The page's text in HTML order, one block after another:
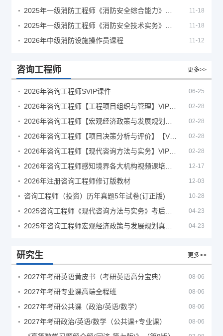
11-18
11-18
2026年中级消防设施操作员课程 11-12
咨询工程师 更多>>
2026年咨询工程师SVIP课件 06-25
02-28
02-28
02-28
02-28
12-17
2026年注册咨询工程师修订版教材 12-03
咨询工程师（投资）历年真题5年试卷(订正版) 10-28
04-23
04-23
研究生 更多>>
2027年考研英语黄皮书（考研英语高分宝典） 08-06
2027年考研专业课高端全程班 08-06
2027年考研公共课（政治/英语/数学） 08-06
2027年考研政治/英语/数学（公共课+专业课） 08-06